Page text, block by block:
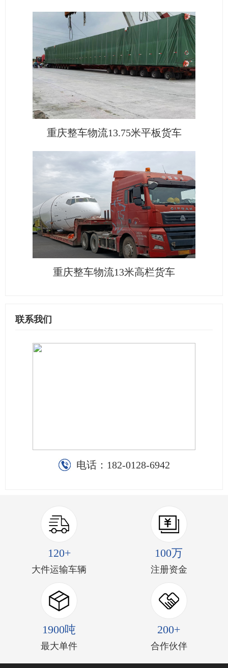
重庆整车物流13.75米平板货车
重庆整车物流13米高栏货车
联系我们
电话： 182-0128-6942
120+
大件运输车辆
100万
注册资金
1900吨
最大单件
200+
合作伙伴